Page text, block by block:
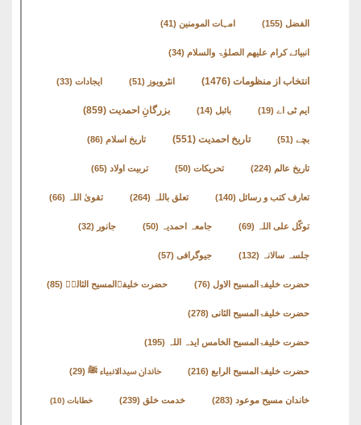
کتب
تعارف
’’پردہ‘‘
امہات المومنین(41)
انبیائے کرام علیھم الصلوٰۃ والسلام(34)
انتخاب از منظومات(1476) انٹرویوز ایجادات
(19) بائبل بزرگانِ احمدیت(859)
تاریخ احمدیت(551) تاریخ اسلام(86)
تاریخ عالم(224) تحریکات (50) تربیت اولاد(65)
تعارف کتب و رسائل(140) تعلق باللہ(264) تقویٰ اللہ(66)
توکّل علی اللہ (69) جامعہ احمدیہ(50) جانور
جلسہ سالانہ(132) جیوگرافی(57)
حضرت خلیفۃالمسیح الاول(76) حضرت خلیفۃالمسیح الثالثؒ(85)
حضرت خلیفۃالمسیح الثانی(278)
حضرت خلیفۃالمسیح الخامس ایدہ اللہ (195)
حضرت خلیفۃالمسیح الرابع(216) خاندان سیدالانبیاء ﷺ(29)
خاندان مسیح موعود(283) خدمت خلق(239) خطابات